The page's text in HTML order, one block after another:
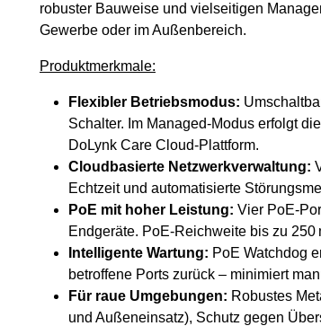
robuster Bauweise und vielseitigen
Gewerbe oder im Außenbereich.
Produktmerkmale:
Flexibler Betriebsmodus:
Schalter. Im Managed-Modus erfolgt
DoLynk Care Cloud-Plattform.
Cloudbasierte Netzwerkverwaltung:
Echtzeit und automatisierte
PoE mit hoher Leistung: Vier PoE-
Endgeräte. PoE-Reichweite bis zu 250
Intelligente Wartung: PoE Watchdog
betroffene Ports zurück – minimiert
Für raue Umgebungen: Robustes
und Außeneinsatz), Schutz gegen